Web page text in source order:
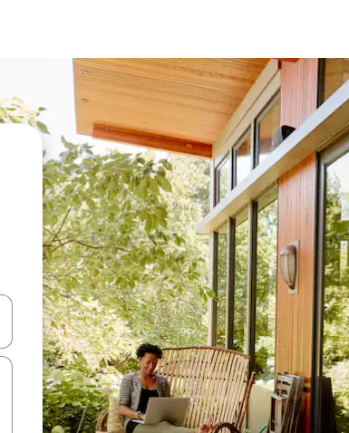
za pomocą klawiszy strzałek w górę i w dół lub